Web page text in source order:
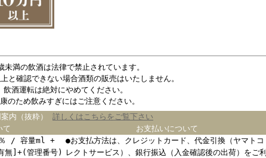
未満の飲酒は法律で禁止されています。
と確認できない場合酒類の販売はいたしません。
飲酒運転は絶対にやめてください。
のため飲みすぎにはご注意ください。
内（抜粋） 詳しくはこちらをご覧下さい
て
お支払いについて
％ / 容量ml +
無]+(管理番号)
●お支払方法は、クレジットカード、代金引換（ヤマトコ
レクトサービス）、銀行振込（入金確認後の出荷）をご利